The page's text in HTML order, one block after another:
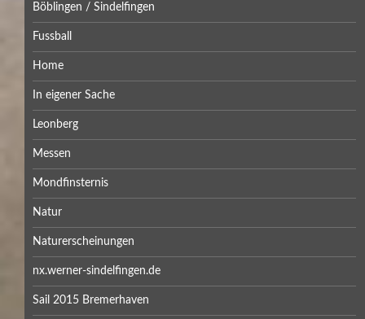
Böblingen / Sindelfingen
Fussball
Home
In eigener Sache
Leonberg
Messen
Mondfinsternis
Natur
Naturerscheinungen
nx.werner-sindelfingen.de
Sail 2015 Bremerhaven